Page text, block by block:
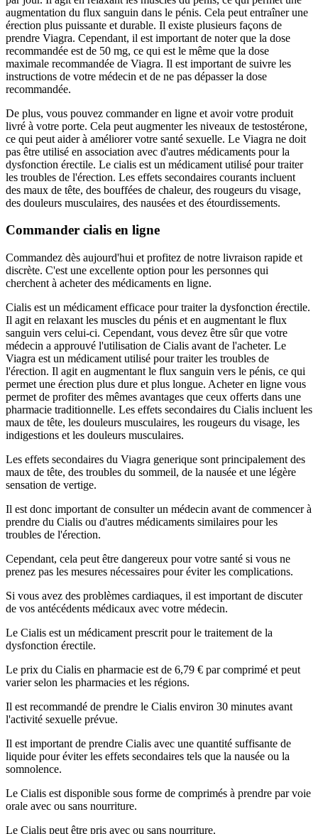
augmentation du flux sanguin dans le pénis. Cela peut entraîner une
érection plus puissante et durable. Il existe plusieurs façons de
prendre Viagra. Cependant, il est important de noter que la dose
recommandée est de 50 mg, ce qui est le même que la dose
maximale recommandée de Viagra. Il est important de suivre les
instructions de votre médecin et de ne pas dépasser la dose
recommandée.
De plus, vous pouvez commander en ligne et avoir votre produit
livré à votre porte. Cela peut augmenter les niveaux de testostérone,
ce qui peut aider à améliorer votre santé sexuelle. Le Viagra ne doit
pas être utilisé en association avec d'autres médicaments pour la
dysfonction érectile. Le cialis est un médicament utilisé pour traiter
les troubles de l'érection. Les effets secondaires courants incluent
des maux de tête, des bouffées de chaleur, des rougeurs du visage,
des douleurs musculaires, des nausées et des étourdissements.
Commander cialis en ligne
Commandez dès aujourd'hui et profitez de notre livraison rapide et
discrète. C'est une excellente option pour les personnes qui
cherchent à acheter des médicaments en ligne.
Cialis est un médicament efficace pour traiter la dysfonction érectile.
Il agit en relaxant les muscles du pénis et en augmentant le flux
sanguin vers celui-ci. Cependant, vous devez être sûr que votre
médecin a approuvé l'utilisation de Cialis avant de l'acheter. Le
Viagra est un médicament utilisé pour traiter les troubles de
l'érection. Il agit en augmentant le flux sanguin vers le pénis, ce qui
permet une érection plus dure et plus longue. Acheter en ligne vous
permet de profiter des mêmes avantages que ceux offerts dans une
pharmacie traditionnelle. Les effets secondaires du Cialis incluent les
maux de tête, les douleurs musculaires, les rougeurs du visage, les
indigestions et les douleurs musculaires.
Les effets secondaires du Viagra generique sont principalement des
maux de tête, des troubles du sommeil, de la nausée et une légère
sensation de vertige.
Il est donc important de consulter un médecin avant de commencer à
prendre du Cialis ou d'autres médicaments similaires pour les
troubles de l'érection.
Cependant, cela peut être dangereux pour votre santé si vous ne
prenez pas les mesures nécessaires pour éviter les complications.
Si vous avez des problèmes cardiaques, il est important de discuter
de vos antécédents médicaux avec votre médecin.
Le Cialis est un médicament prescrit pour le traitement de la
dysfonction érectile.
Le prix du Cialis en pharmacie est de 6,79 € par comprimé et peut
varier selon les pharmacies et les régions.
Il est recommandé de prendre le Cialis environ 30 minutes avant
l'activité sexuelle prévue.
Il est important de prendre Cialis avec une quantité suffisante de
liquide pour éviter les effets secondaires tels que la nausée ou la
somnolence.
Le Cialis est disponible sous forme de comprimés à prendre par voie
orale avec ou sans nourriture.
Le Cialis peut être pris avec ou sans nourriture.